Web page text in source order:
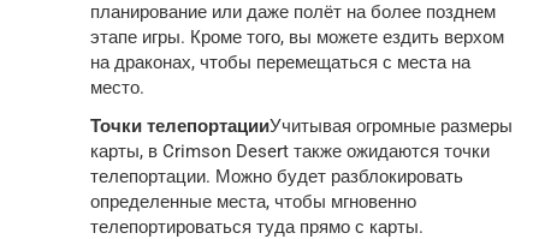
планирование или даже полёт на более позднем
этапе игры. Кроме того, вы можете ездить верхом
на драконах, чтобы перемещаться с места на
место.
Точки телепортацииУчитывая огромные размеры
карты, в Crimson Desert также ожидаются точки
телепортации. Можно будет разблокировать
определенные места, чтобы мгновенно
телепортироваться туда прямо с карты.